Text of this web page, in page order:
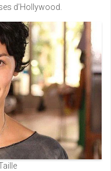
d’Hollywood.